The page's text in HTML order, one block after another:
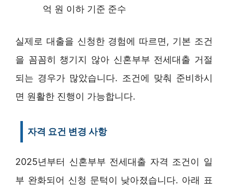
억 원 이하 기준 준수
실제로 대출을 신청한 경험에 따르면, 기본 조건
을 꼼꼼히 챙기지 않아 신혼부부 전세대출 거절
되는 경우가 많았습니다. 조건에 맞춰 준비하시
면 원활한 진행이 가능합니다.
자격 요건 변경 사항
2025년부터 신혼부부 전세대출 자격 조건이 일
부 완화되어 신청 문턱이 낮아졌습니다. 아래 표